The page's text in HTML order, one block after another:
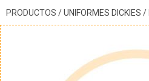
PRODUCTOS /UNIFORMES DICKIES /